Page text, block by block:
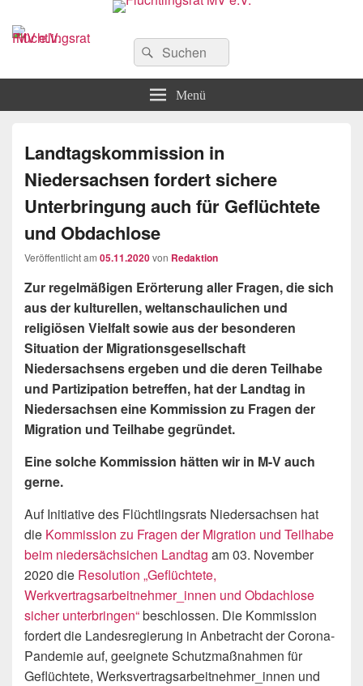
Flüchtlingsrat MV e.V.
Schwerin
Suchen
nach:
Suchen
Menü
Landtagskommission in
Niedersachsen fordert sichere
Unterbringung auch für Geflüchtete
und Obdachlose
Veröffentlicht am 05.11.2020von Redaktion
Zur regelmäßigen Erörterung aller Fragen, die sich
aus der kulturellen, weltanschaulichen und
religiösen Vielfalt sowie aus der besonderen
Situation der Migrationsgesellschaft
Niedersachsens ergeben und die deren Teilhabe
und Partizipation betreffen, hat der Landtag in
Niedersachsen eine Kommission zu Fragen der
Migration und Teilhabe gegründet.
Eine solche Kommission hätten wir in M-V auch
gerne.
Auf Initiative des Flüchtlingsrats Niedersachsen hat
die Kommission zu Fragen der Migration und Teilhabe
beim niedersächsichen Landtag am 03. November
2020 die Resolution „Geflüchtete,
Werkvertragsarbeitnehmer_innen und Obdachlose
sicher unterbringen“beschlossen. Die Kommission
fordert die Landesregierung in Anbetracht der Corona-
Pandemie auf, geeignete Schutzmaßnahmen für
Geflüchtete, Werksvertragsarbeitnehmer_innen und